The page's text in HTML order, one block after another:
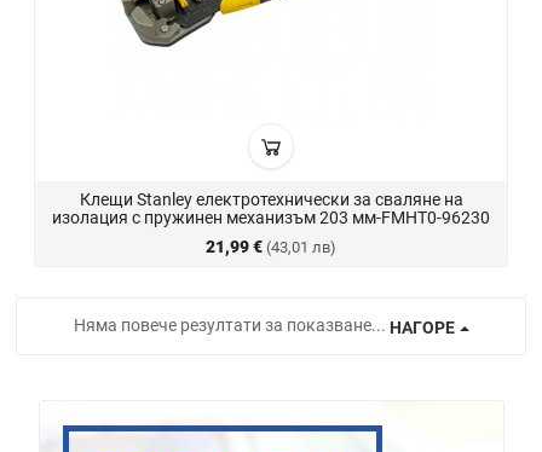
Клещи Stanley електротехнически за сваляне на
изолация с пружинен механизъм 203 мм-FMHT0-96230
21,99 € (43,01 лв)
Няма повече резултати за показване... НАГОРЕ